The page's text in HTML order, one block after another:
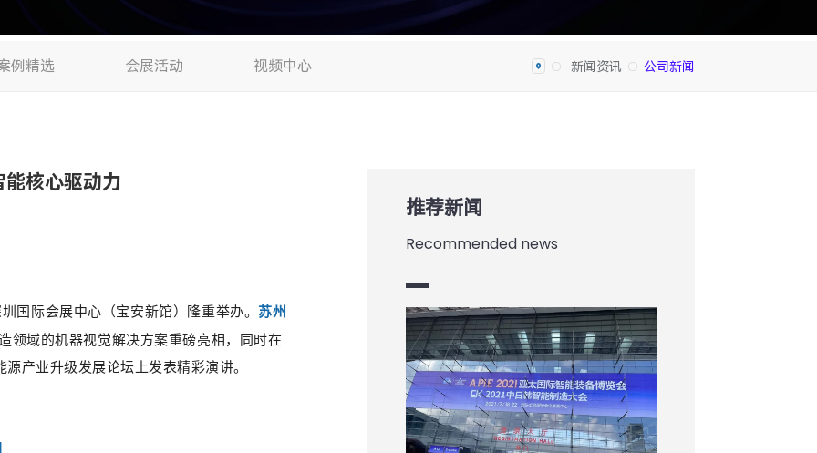
例精选 会展活动 视频中心 新闻资讯 公司新闻
核心驱动力
国际会展中心（宝安新馆）隆重举办。 苏州
领域的机器视觉解决方案重磅亮相，同时在
源产业升级发展论坛 上发表精彩演讲。
推荐新闻
Recommended news